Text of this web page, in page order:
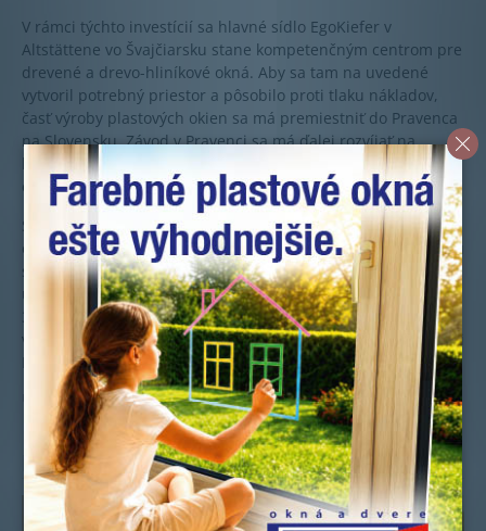
V rámci týchto investícií sa hlavné sídlo EgoKiefer v
Altstättene vo Švajčiarsku stane kompetenčným centrom pre
drevené a drevo-hliníkové okná. Aby sa tam na uvedené
vytvoril potrebný priestor a pôsobilo proti tlaku nákladov,
časť výroby plastových okien sa má premiestniť do Pravenca
na Slovensku. Závod v Pravenci sa má ďalej rozvíjať na
kompetenčné centrum pre kvalitné plastové okná pre
európske trhy.
S investíciami a vytvorením kompetenčných centier sa spája
optimalizácia v oblasti obstarávania, výroby a logistiky. Spolu
s akvizíciou vedúceho poľského výrobcu okien Dobroplast,
uskutočnenou vo februári 2013, ako aj investíciami vo výške
30 mil. do budov a strojov u výrobcu dverí RWD Schlatter AG
v Roggwile/SG divízia Okná a dvere zaujme 3. pozíciu v rámci
Európy.
Uverejnené: 8.7.2013
Ďalšie novinky